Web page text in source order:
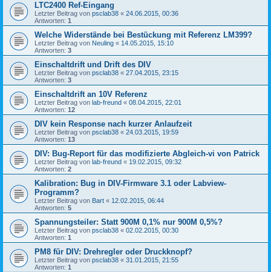
LTC2400 Ref-Eingang
Letzter Beitrag von psclab38 « 24.06.2015, 00:36
Antworten: 1
Welche Widerstände bei Bestückung mit Referenz LM399?
Letzter Beitrag von Neuling « 14.05.2015, 15:10
Antworten: 3
Einschaltdrift und Drift des DIV
Letzter Beitrag von psclab38 « 27.04.2015, 23:15
Antworten: 3
Einschaltdrift an 10V Referenz
Letzter Beitrag von lab-freund « 08.04.2015, 22:01
Antworten: 12
DIV kein Response nach kurzer Anlaufzeit
Letzter Beitrag von psclab38 « 24.03.2015, 19:59
Antworten: 13
DIV: Bug-Report für das modifizierte Abgleich-vi von Patrick
Letzter Beitrag von lab-freund « 19.02.2015, 09:32
Antworten: 2
Kalibration: Bug in DIV-Firmware 3.1 oder Labview-
Programm?
Letzter Beitrag von Bart « 12.02.2015, 06:44
Antworten: 5
Spannungsteiler: Statt 900M 0,1% nur 900M 0,5%?
Letzter Beitrag von psclab38 « 02.02.2015, 00:30
Antworten: 1
PM8 für DIV: Drehregler oder Druckknopf?
Letzter Beitrag von psclab38 « 31.01.2015, 21:55
Antworten: 1